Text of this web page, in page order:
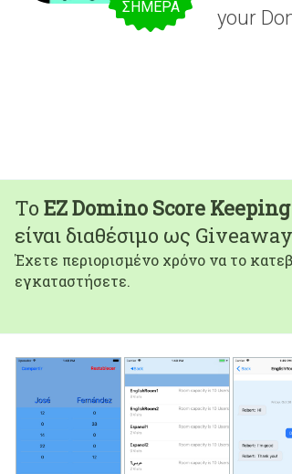
ΣΉΜΕΡΑ
your
To EZ Domino Score
είναι διαθέσιμο ως
Έχετε περιορισμένο χρόνο να το
εγκαταστήσετε.